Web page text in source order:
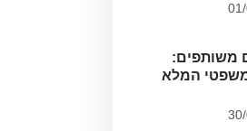
משותפים:
המלא